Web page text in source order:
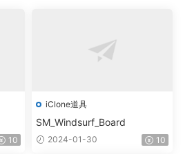
10
iClone道具
SM_Windsurf_Board
2024-01-30 10